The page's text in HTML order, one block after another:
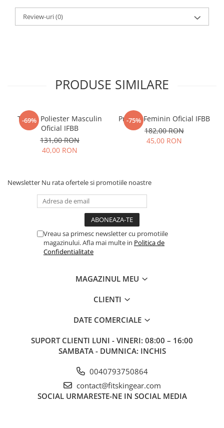
Review-uri(0)
PRODUSE SIMILARE
-69%
Tricou Poliester Masculin
Oficial IFBB
131,00 RON
40,00 RON
-75%
Prosop Feminin Oficial IFBB
182,00 RON
45,00 RON
Newsletter Nu rata ofertele si promotiile noastre
Vreau sa primesc newsletter cu promotiile
magazinului. Afla mai multe in Politica de
Confidentialitate
MAGAZINUL MEU
CLIENTI
DATE COMERCIALE
SUPORT CLIENTI LUNI - VINERI: 08:00 – 16:00
SAMBATA - DUMNICA: INCHIS
0040793750864
contact@fitskingear.com
SOCIAL URMARESTE-NE IN SOCIAL MEDIA